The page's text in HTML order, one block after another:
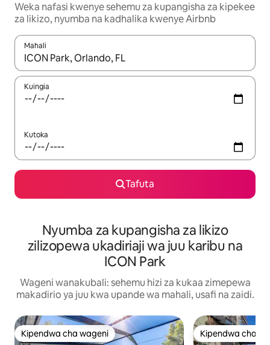
Weka nafasi kwenye sehemu za kupangisha za kipekee
za likizo, nyumba na kadhalika kwenye Airbnb
Mahali
Wakati matokeo yanapatikana, vinjari kwa kutumia vitufe vya
Kuingia
Kutoka
Tafuta
Nyumba za kupangisha za likizo
zilizopewa ukadiriaji wa juu karibu na
ICON Park
Wageni wanakubali: sehemu hizi za kukaa zimepewa
makadirio ya juu kwa upande wa mahali, usafi na zaidi.
Kipendwa cha wageni
Kipendwa cha wageni Kipendwa cha
Kipendwa cha